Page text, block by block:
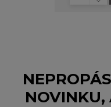
NOVINKU,